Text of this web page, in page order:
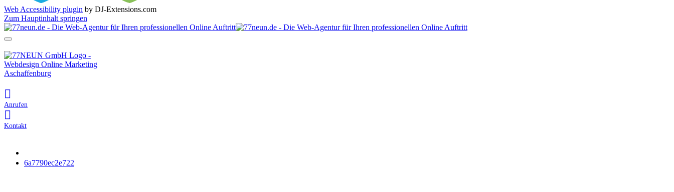
Web Accessibility plugin by DJ-Extensions.com
Zum Hauptinhalt springen
Anrufen
Kontakt
6a7790ec2e722